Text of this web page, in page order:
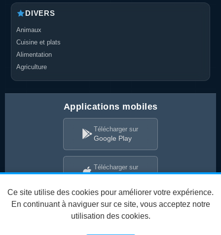
Ce site utilise des cookies pour améliorer votre expérience.
En continuant à naviguer sur ce site, vous acceptez notre
utilisation des cookies.
DIVERS
Animaux
Cuisine et plats
Alimentation
Agriculture
Applications mobiles
Télécharger sur
Google Play
Télécharger sur
App Store
Conditions d'utilisation Politique de confidentialité